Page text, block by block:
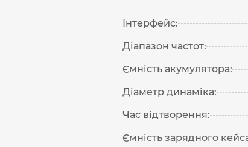
Інтерфейс:
Діапазон частот:
Ємність акумулятора:
Діаметр динаміка:
Час відтворення:
Ємність зарядного